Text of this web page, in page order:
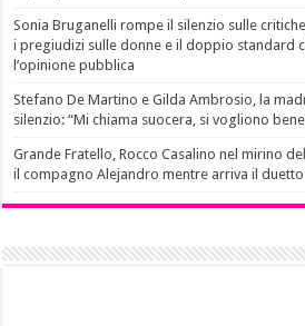
Sonia Bruganelli rompe il silenzio sulle
i pregiudizi sulle donne e il doppio standard
l’opinione pubblica
Stefano De Martino e Gilda Ambrosio, la
silenzio: “Mi chiama suocera, si vogliono
Grande Fratello, Rocco Casalino nel mirino
il compagno Alejandro mentre arriva il